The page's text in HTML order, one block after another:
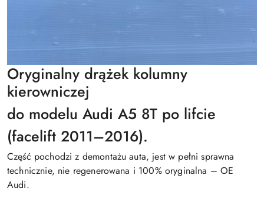
Oryginalny drążek kolumny
kierowniczej
do modelu Audi A5 8T po lifcie
(facelift 2011–2016).
Część pochodzi z demontażu auta, jest w pełni sprawna
technicznie, nie regenerowana i 100% oryginalna – OE
Audi.